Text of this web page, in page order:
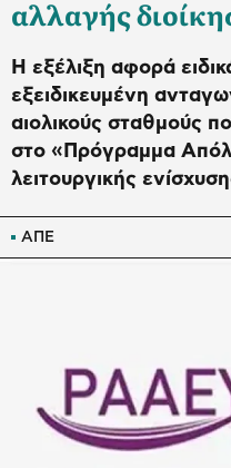
ΑΠΕ
αλλαγής
Η εξέλιξη αφορά
εξειδικευμένη
αιολικούς σταθμούς
στο «Πρόγραμμα
λειτουργικής